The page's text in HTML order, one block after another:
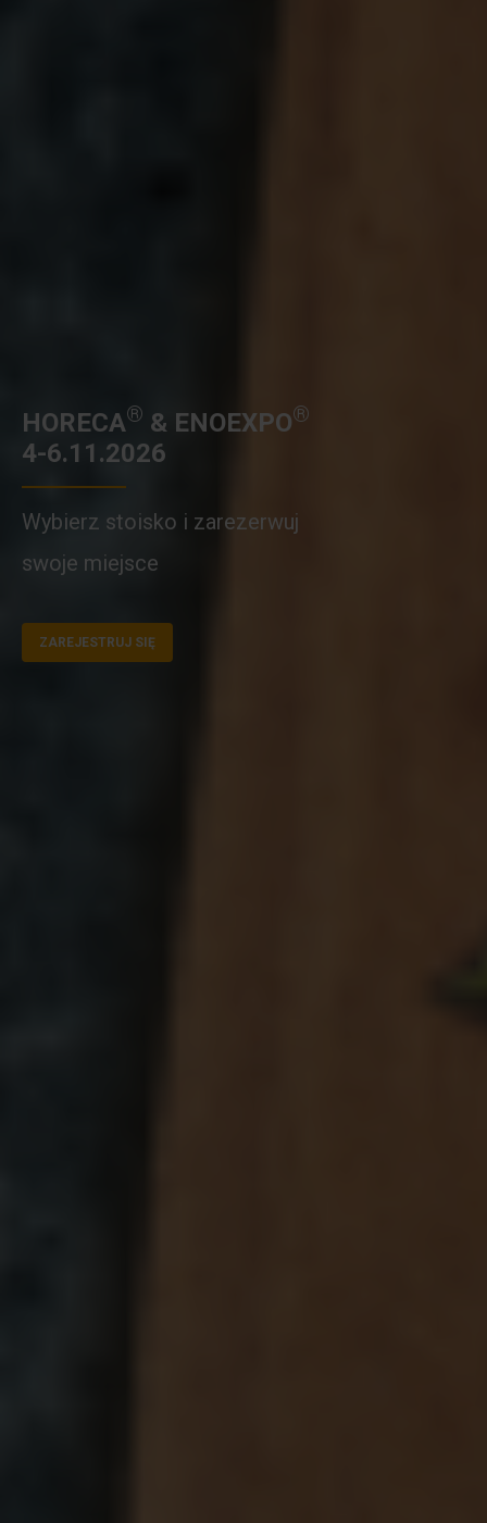
HORECA® & ENOEXPO®
4-6.11.2026
Wybierz stoisko i zarezerwuj
swoje miejsce
ZAREJESTRUJ SIĘ